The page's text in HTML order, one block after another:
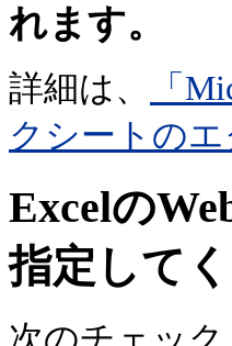
れます。
詳細は、
「
クシートのエ
Excelの
指定してく